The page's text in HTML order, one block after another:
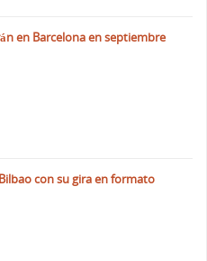
en Barcelona en septiembre
con su gira en formato